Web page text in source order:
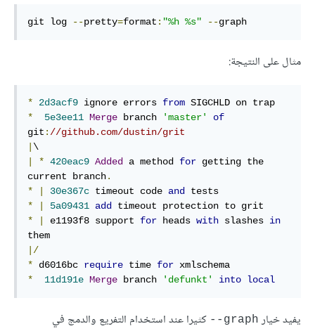
git log --pretty=format : "%h %s" --graph
مثال على النتيجة:
* 2d3acf9 ignore errors from
*
5e3ee11 Merge branch 'master'
of
git : //github.com/dustin/grit
* 420eac9 Added a method for getting the
current branch.
*
30e367c timeout code and
*
5a09431 add
*
e1193f8 support for heads with slashes in
|/
* d6016bc require time for
*
11d191e Merge branch 'defunkt' into local
يفيد خيار graph--
كثيرا عند استخدام التفريع والدمج في